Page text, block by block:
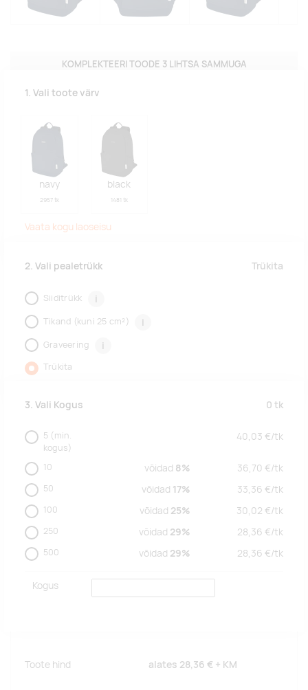
KOMPLEKTEERI TOODE 3 LIHTSA SAMMUGA
1. Vali toote värv
navy
2957 tk
black
1481 tk
Vaata kogu laoseisu
2. Vali pealetrükk Trükita
Siiditrükk i
Tikand (kuni 25 cm²) i
Graveering i
Trükita
3. Vali Kogus 0 tk
5 (min.
kogus)
40,03 €/tk
10 võidad 8% 36,70 €/tk
50 võidad 17% 33,36 €/tk
100 võidad 25% 30,02 €/tk
250 võidad 29% 28,36 €/tk
500 võidad 29% 28,36 €/tk
Kogus
Toote hind alates 28,36 € + KM